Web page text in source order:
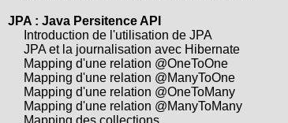
JPA : Java Persitence API
Introduction de l'utilisation de JPA
JPA et la journalisation avec Hibernate
Mapping d'une relation @OneToOne
Mapping d'une relation @ManyToOne
Mapping d'une relation @OneToMany
Mapping d'une relation @ManyToMany
Mapping des collections